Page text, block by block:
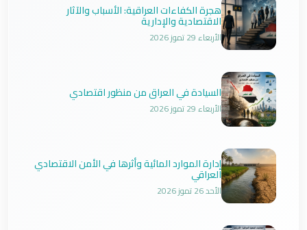
هجرة الكفاءات العراقية: الأسباب والآثار
الاقتصادية والإدارية
الأربعاء 29 تموز 2026
السيادة في العراق من منظور اقتصادي
الأربعاء 29 تموز 2026
إدارة الموارد المائية وأثرها في الأمن الاقتصادي
العراقي
الأحد 26 تموز 2026